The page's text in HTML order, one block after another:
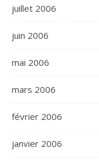
juillet 2006
juin 2006
mai 2006
mars 2006
février 2006
janvier 2006